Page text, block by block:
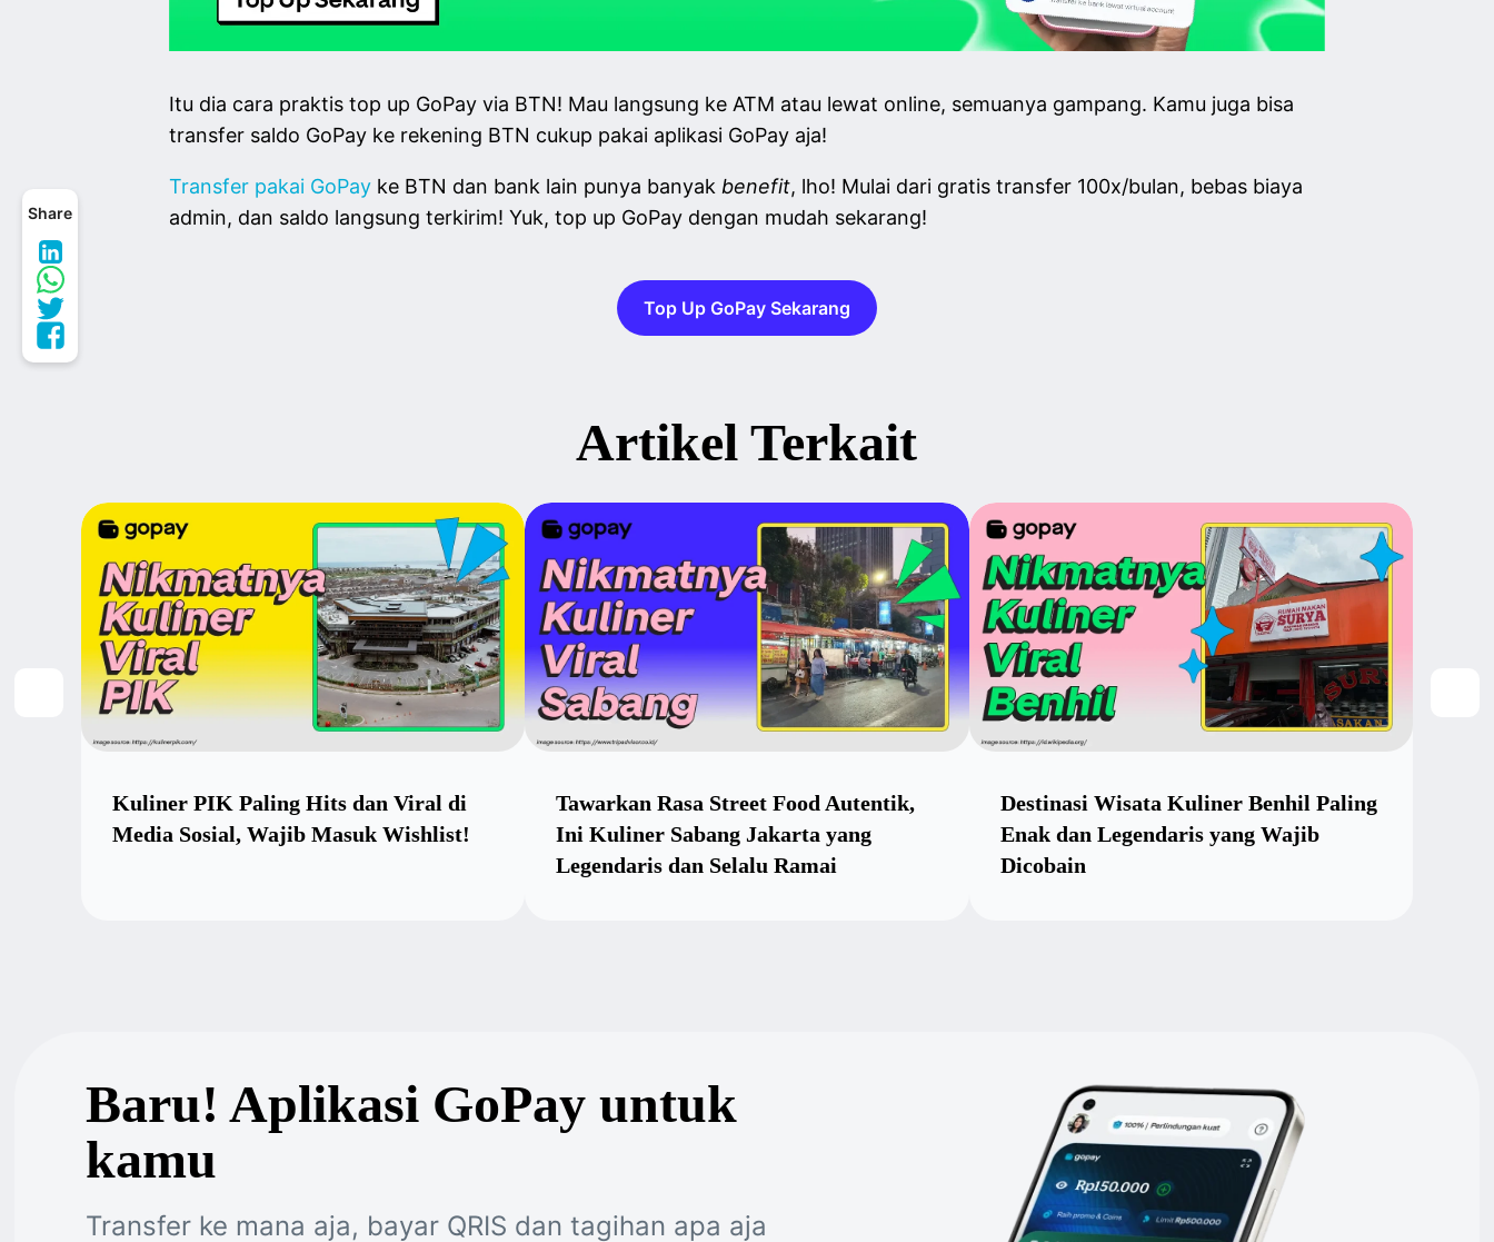
Share
Itu dia cara praktis top up GoPay via BTN! Mau langsung ke ATM atau lewat online, semuanya gampang. Kamu juga bisa
transfer saldo GoPay ke rekening BTN cukup pakai aplikasi GoPay aja!
Transfer pakai GoPayke BTN dan bank lain punya banyak benefit, lho! Mulai dari gratis transfer 100x/bulan, bebas biaya
admin, dan saldo langsung terkirim! Yuk, top up GoPay dengan mudah sekarang!
Top Up GoPay Sekarang
Artikel Terkait
Kuliner PIK Paling Hits dan Viral di
Media Sosial, Wajib Masuk Wishlist!
Tawarkan Rasa Street Food Autentik,
Ini Kuliner Sabang Jakarta yang
Legendaris dan Selalu Ramai
Destinasi Wisata Kuliner Benhil Paling
Enak dan Legendaris yang Wajib
Dicobain
Baru! Aplikasi GoPay untuk
kamu
Transfer ke mana aja, bayar QRIS dan tagihan apa aja